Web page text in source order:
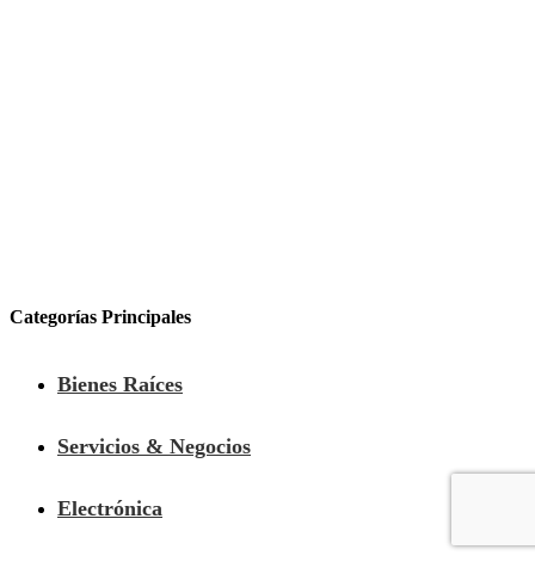
Categorías Principales
Bienes Raíces
Servicios & Negocios
Electrónica